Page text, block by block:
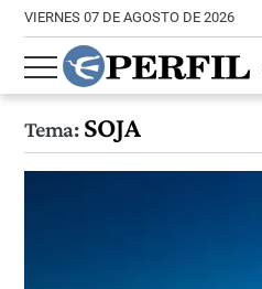
VIERNES 07 DE AGOSTO DE 2026
Tema:SOJA